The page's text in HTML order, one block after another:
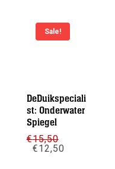
Sale!
DeDuikspeciali
st: Onderwater
Spiegel
€15,50
Oorspronkelijke
€12,50